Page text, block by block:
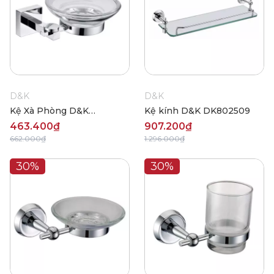
D&K
Kệ Xà Phòng D&K
DK803503
463.400₫
662.000₫
D&K
Kệ kính D&K DK802509
907.200₫
1.296.000₫
30% 30%